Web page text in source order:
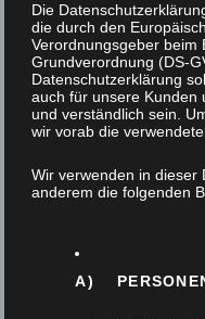
Schmieden:
Am 27. Januar
Die
die durch den
Verordnungsgeber beim
Grundverordnung (DS-
Datenschutzerklärung
auch für unsere Kunden
und verständlich sein.
wir vorab die
Wir verwenden in dieser
anderem die folgenden
A)